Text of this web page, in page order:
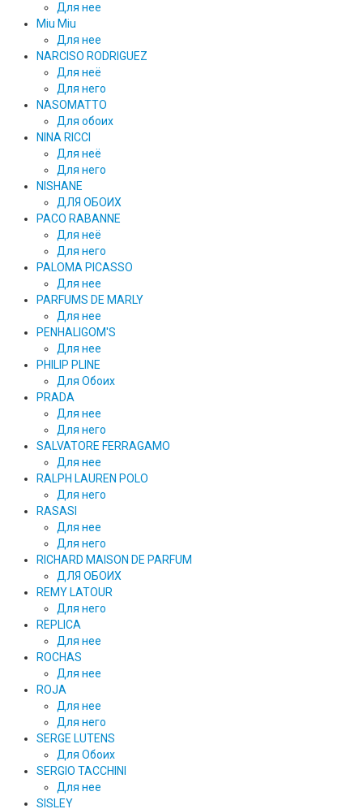
Для нее
Miu Miu
Для нее
NARCISO RODRIGUEZ
Для неё
Для него
NASOMATTO
Для обоих
NINA RICCI
Для неё
Для него
NISHANE
ДЛЯ ОБОИХ
PACO RABANNE
Для неё
Для него
PALOMA PICASSO
Для нее
PARFUMS DE MARLY
Для нее
PENHALIGOM'S
Для нее
PHILIP PLINE
Для Обоих
PRADA
Для нее
Для него
SALVATORE FERRAGAMO
Для нее
RALPH LAUREN POLO
Для него
RASASI
Для нее
Для него
RICHARD MAISON DE PARFUM
ДЛЯ ОБОИХ
REMY LATOUR
Для него
REPLICA
Для нее
ROCHAS
Для нее
ROJA
Для нее
Для него
SERGE LUTENS
Для Обоих
SERGIO TACCHINI
Для нее
SISLEY